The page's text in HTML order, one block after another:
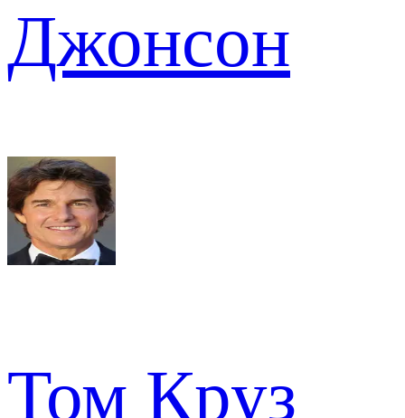
Джонсон
Том Круз